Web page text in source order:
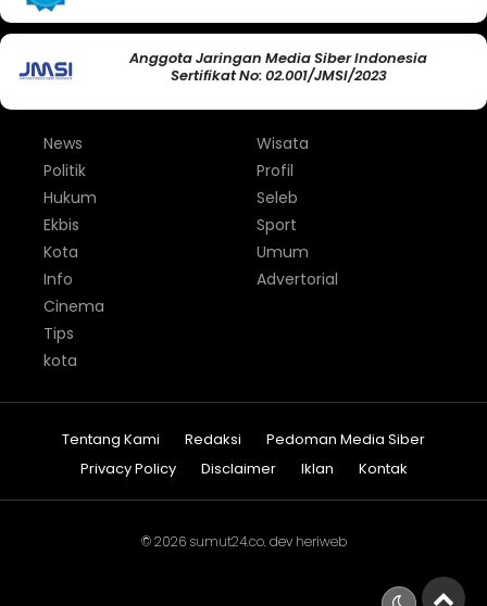
Anggota Jaringan Media Siber Indonesia
Sertifikat No: 02.001/JMSI/2023
News
Politik
Hukum
Ekbis
Kota
Info
Wisata
Profil
Seleb
Sport
Umum
Advertorial
Cinema
Tips
kota
Tentang Kami Redaksi
Pedoman Media Siber
Privacy Policy
Disclaimer Iklan Kontak
© 2026 sumut24.co. dev heriweb